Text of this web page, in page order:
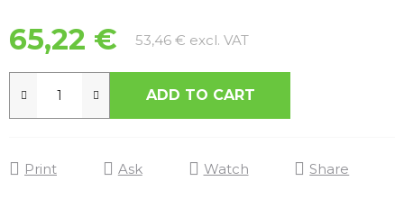
65,22 € 53,46 € excl. VATMeasure price:
ADD TO CART
Print Ask Watch Share